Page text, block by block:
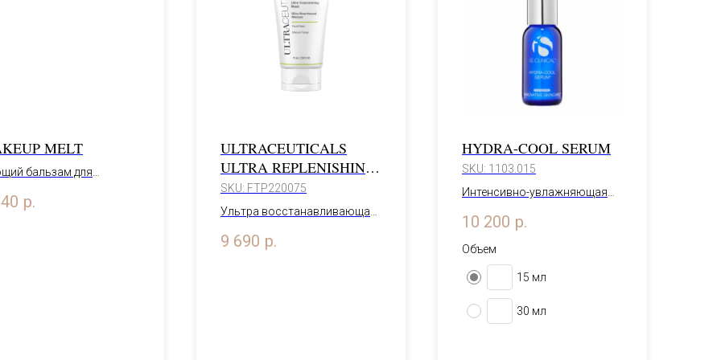
MELT
бальзам для
р.
ULTRACEUTICALS
ULTRA REPLENISHING
MASK
SKU: FTP220075
Ультра восстанавливающая
9 690 р.
HYDRA-COOL SERUM
SKU: 1103.015
Интенсивно-увлажняющая
восстановления и
заживления кожи лица
10 200 р.
Объем
15 мл
30 мл